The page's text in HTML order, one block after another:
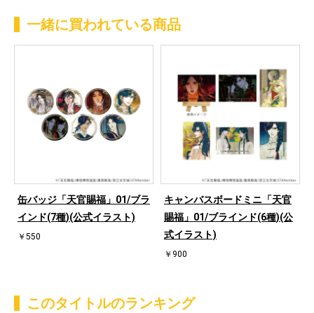
一緒に買われている商品
缶バッジ「天官賜福」01/ブラ
インド(7種)(公式イラスト)
￥550
キャンバスボードミニ「天官
賜福」01/ブラインド(6種)(公
式イラスト)
￥900
このタイトルのランキング